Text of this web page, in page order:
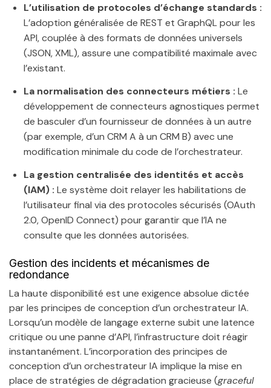
L’utilisation de protocoles d’échange standards :
L’adoption généralisée de REST et GraphQL pour les
API, couplée à des formats de données universels
(JSON, XML), assure une compatibilité maximale avec
l’existant.
La normalisation des connecteurs métiers : Le
développement de connecteurs agnostiques permet
de basculer d’un fournisseur de données à un autre
(par exemple, d’un CRM A à un CRM B) avec une
modification minimale du code de l’orchestrateur.
La gestion centralisée des identités et accès
(IAM) : Le système doit relayer les habilitations de
l’utilisateur final via des protocoles sécurisés (OAuth
2.0, OpenID Connect) pour garantir que l’IA ne
consulte que les données autorisées.
Gestion des incidents et mécanismes de
redondance
La haute disponibilité est une exigence absolue dictée
par les principes de conception d’un orchestrateur IA.
Lorsqu’un modèle de langage externe subit une latence
critique ou une panne d’API, l’infrastructure doit réagir
instantanément. L’incorporation des principes de
conception d’un orchestrateur IA implique la mise en
place de stratégies de dégradation gracieuse (graceful